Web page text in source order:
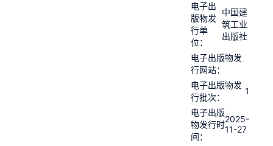
电子出
版物发
行单
位：
中国建
筑工业
出版社
电子出版物发
行网站：
电子出版物发
行批次：
1
电子出版
物发行时
间：
2025-
11-27